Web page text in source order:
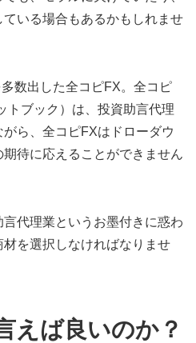
いる場合もあるかもしれませ
数出した全コピFX。全コピ
トブック）は、投資助言代理
ら、全コピFXはドローダウ
待に応えることができません
代理業というお墨付きに惑わ
を選択しなければなりませ
えば良いのか？